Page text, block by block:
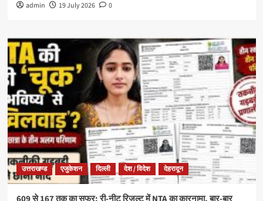
admin 19 July 2026 0
उत्तराखण्ड एजुकेशन दिल्ली देश / विदेश देहरादून